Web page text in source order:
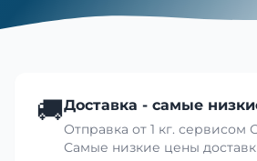
🚚Доставка - самые
Отправка от 1 кг. сервисом
Самые низкие цены